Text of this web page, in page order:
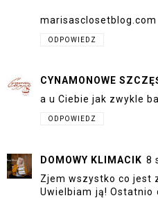
marisasclosetblog.com
ODPOWIEDZ
CYNAMONOWE
a u Ciebie jak zwykle
ODPOWIEDZ
DOMOWY KLIMACIK 8
Zjem wszystko co jest
Uwielbiam ją! Ostatnio